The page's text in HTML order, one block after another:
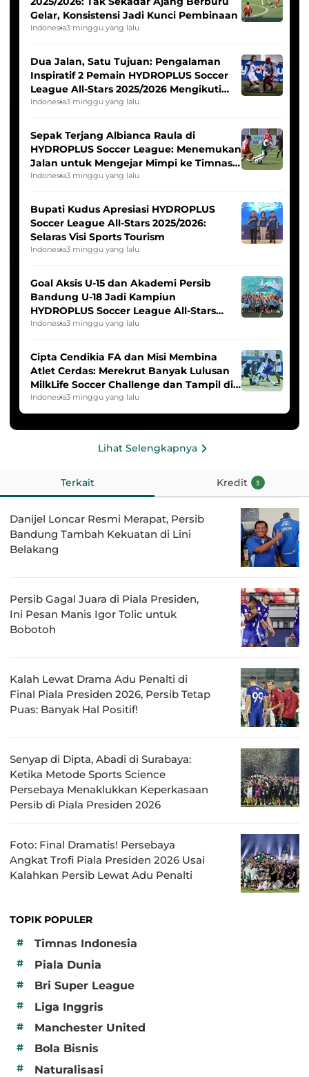
Gelar, Konsistensi Jadi Kunci Pembinaan
Indonesia3 minggu yang lalu
Dua Jalan, Satu Tujuan: Pengalaman
Inspiratif 2 Pemain HYDROPLUS Soccer
League All-Stars 2025/2026 Mengikuti
Seleksi Timnas Indonesia Putri
Indonesia3 minggu yang lalu
Sepak Terjang Albianca Raula di
HYDROPLUS Soccer League: Menemukan
Jalan untuk Mengejar Mimpi ke Timnas
Indonesia Putri
Indonesia3 minggu yang lalu
Bupati Kudus Apresiasi HYDROPLUS
Soccer League All-Stars 2025/2026:
Selaras Visi Sports Tourism
Indonesia3 minggu yang lalu
Goal Aksis U-15 dan Akademi Persib
Bandung U-18 Jadi Kampiun
HYDROPLUS Soccer League All-Stars
2025/2026
Indonesia3 minggu yang lalu
Cipta Cendikia FA dan Misi Membina
Atlet Cerdas: Merekrut Banyak Lulusan
MilkLife Soccer Challenge dan Tampil di
HYDROPLUS Soccer League
Indonesia3 minggu yang lalu
Lihat Selengkapnya
Terkait Kredit 3
Danijel Loncar Resmi Merapat, Persib
Bandung Tambah Kekuatan di Lini
Belakang
Persib Gagal Juara di Piala Presiden,
Ini Pesan Manis Igor Tolic untuk
Bobotoh
Kalah Lewat Drama Adu Penalti di
Final Piala Presiden 2026, Persib Tetap
Puas: Banyak Hal Positif!
Senyap di Dipta, Abadi di Surabaya:
Ketika Metode Sports Science
Persebaya Menaklukkan Keperkasaan
Persib di Piala Presiden 2026
Foto: Final Dramatis! Persebaya
Angkat Trofi Piala Presiden 2026 Usai
Kalahkan Persib Lewat Adu Penalti
TOPIK POPULER
#
Timnas Indonesia
# Piala Dunia
# Bri Super League
# Liga Inggris
# Manchester United
# Bola Bisnis
# Naturalisasi